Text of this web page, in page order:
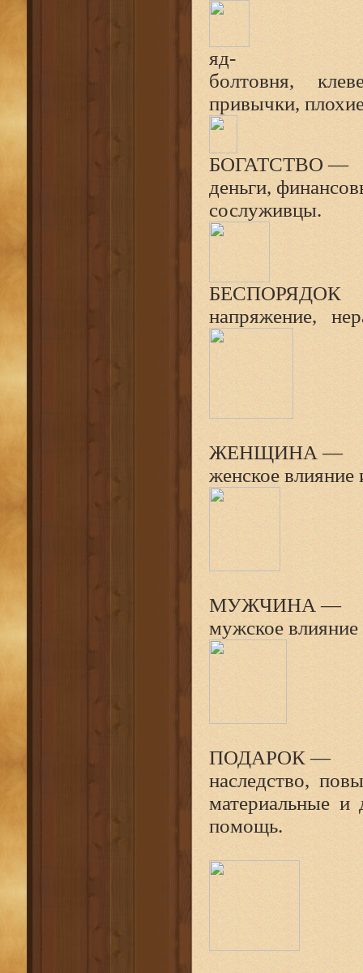
яд-
болтовня,
привычки,
БОГАТСТВО —
деньги,
сослуживцы.
БЕСПОРЯДОК
напряжение,
ЖЕНЩИНА —
женское
МУЖЧИНА —
мужское
ПОДАРОК —
наследство,
материальные и
помощь.